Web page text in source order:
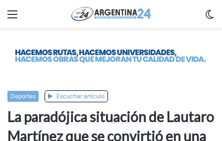
Deportes Escuchar artículo
La paradójica situación de Lautaro
Martínez que se convirtió en una